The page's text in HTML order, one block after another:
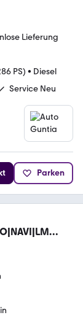
Lieferung
PS) • Diesel
Service Neu
Parken